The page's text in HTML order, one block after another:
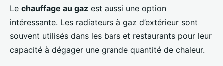
Le chauffage au gaz est aussi une option
intéressante. Les radiateurs à gaz d’extérieur sont
souvent utilisés dans les bars et restaurants pour leur
capacité à dégager une grande quantité de chaleur.